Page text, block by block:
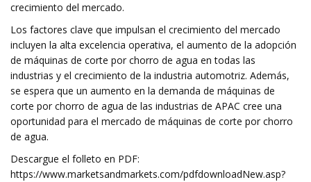
crecimiento del mercado.
Los factores clave que impulsan el crecimiento del mercado
incluyen la alta excelencia operativa, el aumento de la adopción
de máquinas de corte por chorro de agua en todas las
industrias y el crecimiento de la industria automotriz. Además,
se espera que un aumento en la demanda de máquinas de
corte por chorro de agua de las industrias de APAC cree una
oportunidad para el mercado de máquinas de corte por chorro
de agua.
Descargue el folleto en PDF:
https://www.marketsandmarkets.com/pdfdownloadNew.asp?